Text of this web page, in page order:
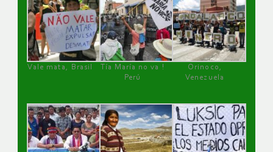
Vale mata, Brasil
Tía María no va !
Perú
Orinoco,
Venezuela